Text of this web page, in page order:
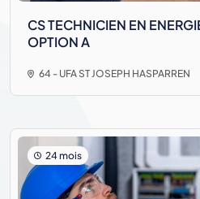
CS TECHNICIEN EN
OPTION A
64 - UFA ST JOSEPH HASPARREN
24 mois